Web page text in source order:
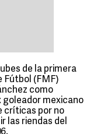
de la primera
Fútbol (FMF)
como
goleador mexicano
críticas por no
las riendas del